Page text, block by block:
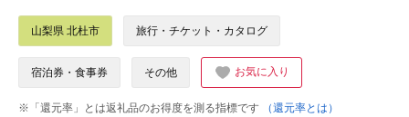
山梨県 北杜市 旅行・チケット・カタログ
宿泊券・食事券 その他 お気に入り
※「還元率」とは返礼品のお得度を測る指標です
（還元率とは）